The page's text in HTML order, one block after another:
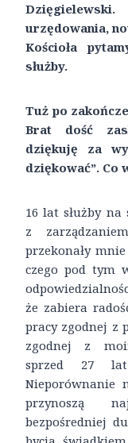
urzędowania,
Kościoła
służby.
Tuż po
Brat dość
dziękuję za
dziękować”. Co
16 lat służby
z
przekonały
czego pod tym
że zabiera
pracy zgodnej z
zgodnej z
sprzed 27
Nieporównanie
przynoszą
bezpośredniej